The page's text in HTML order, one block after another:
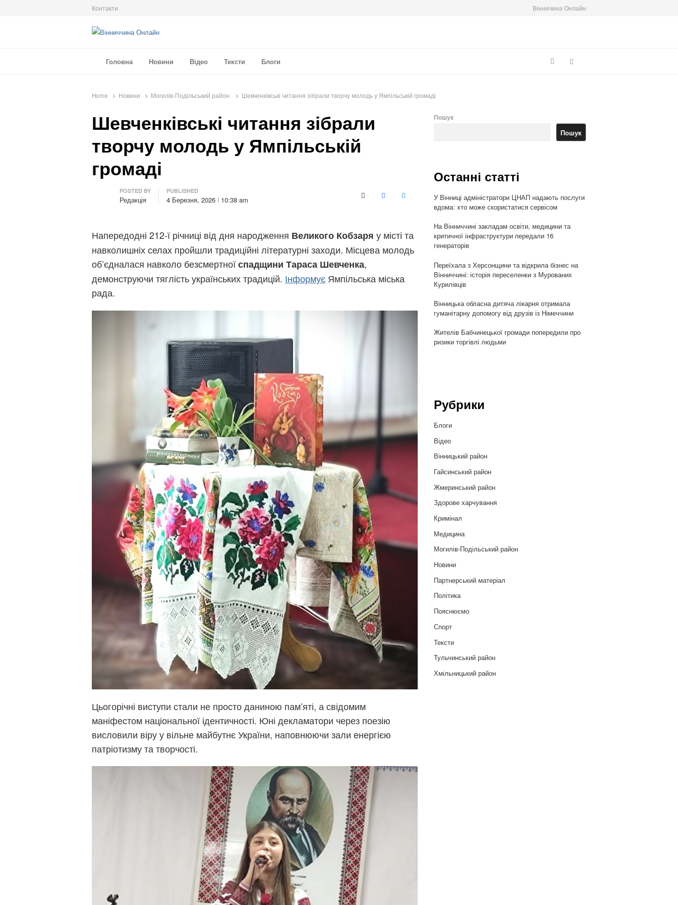
Контакти Вінничина Онлайн
Головна
Новини Відео Тексти Блоги Search
Home Новини Могилів-Подільський район Шевченківські читання зібрали творчу молодь у Ямпільській громаді
Шевченківські читання зібрали
творчу молодь у Ямпільській
громаді
Author
POSTED BY
Редакція
PUBLISHED
4 Березня, 2026 10:38 am X (Twitter)FacebookLinkedIn
Напередодні 212-ї річниці від дня народження Великого Кобзаря у місті та
навколишніх селах пройшли традиційні літературні заходи. Місцева молодь
об’єдналася навколо безсмертноїспадщини Тараса Шевченка,
демонструючи тяглість українських традицій. Інформує Ямпільська міська
рада.
Цьогорічні виступи стали не просто даниною пам’яті, а свідомим
маніфестом національної ідентичності. Юні декламатори через поезію
висловили віру у вільне майбутнє України, наповнюючи зали енергією
патріотизму та творчості.
Пошук
Пошук
Останні статті
У Вінниці адміністратори ЦНАП надають послуги
вдома: хто може скористатися сервісом
На Вінниччині закладам освіти, медицини та
критичної інфраструктури передали 16
генераторів
Переїхала з Херсонщини та відкрила бізнес на
Вінниччині: історія переселенки з Мурованих
Курилівців
Вінницька обласна дитяча лікарня отримала
гуманітарну допомогу від друзів із Німеччини
Жителів Бабчинецької громади попередили про
ризики торгівлі людьми
Рубрики
Блоги
Відео
Вінницький район
Гайсинський район
Жмеринський район
Здорове харчування
Кримінал
Медицина
Могилів-Подільський район
Новини
Партнерський матеріал
Політика
Пояснюємо
Спорт
Тексти
Тульчинський район
Хмільницький район